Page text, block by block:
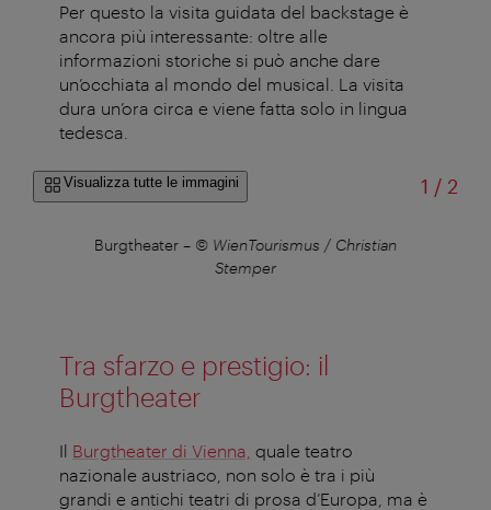
Per questo la visita guidata del backstage è
ancora più interessante: oltre alle
informazioni storiche si può anche dare
un’occhiata al mondo del musical. La visita
dura un’ora circa e viene fatta solo in lingua
tedesca.
Visualizza tutte le immagini 1 /di
2
Burgtheater– © WienTourismus / Christian
Stemper
Tra sfarzo e prestigio: il
Burgtheater
Il Burgtheater di Vienna, quale teatro
nazionale austriaco, non solo è tra i più
grandi e antichi teatri di prosa d’Europa, ma è